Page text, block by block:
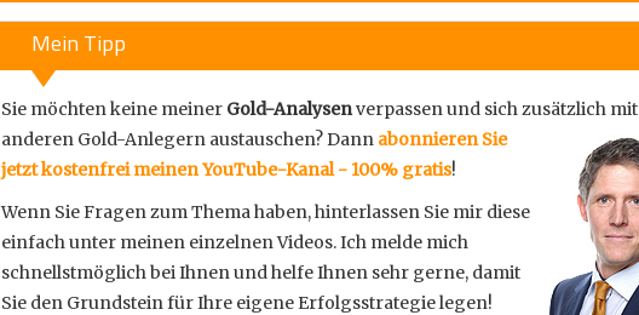
Mein Tipp
Sie möchten keine meiner Gold-Analysenverpassen und sich zusätzlich mit
anderen Gold-Anlegern austauschen? Dann abonnieren Sie
jetzt kostenfrei meinen YouTube-Kanal - 100% gratis!
Wenn Sie Fragen zum Thema haben, hinterlassen Sie mir diese
einfach unter meinen einzelnen Videos. Ich melde mich
schnellstmöglich bei Ihnen und helfe Ihnen sehr gerne, damit
Sie den Grundstein für Ihre eigene Erfolgsstrategie legen!